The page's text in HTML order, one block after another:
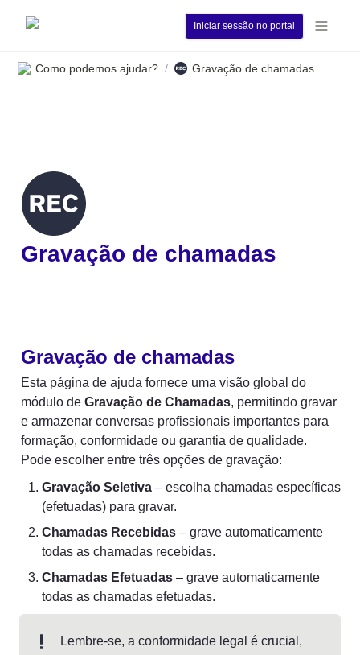
Iniciar sessão no portal
Como podemos ajudar? / Gravação de chamadas
Gravação de chamadas
Gravação de chamadas
Esta página de ajuda fornece uma visão global do
módulo de Gravação de Chamadas, permitindo gravar
e armazenar conversas profissionais importantes para
formação, conformidade ou garantia de qualidade.
Pode escolher entre três opções de gravação:
Gravação Seletiva – escolha chamadas específicas
(efetuadas) para gravar.
Chamadas Recebidas – grave automaticamente
todas as chamadas recebidas.
Chamadas Efetuadas – grave automaticamente
todas as chamadas efetuadas.
Lembre-se, a conformidade legal é crucial,